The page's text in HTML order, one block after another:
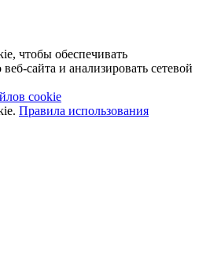
чтобы обеспечивать
сайта и анализировать сетевой
cookie
Правила использования